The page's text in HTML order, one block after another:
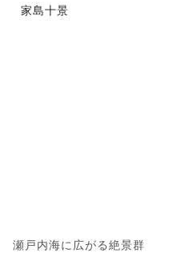
家島十景
瀬戸内海に広がる絶景群